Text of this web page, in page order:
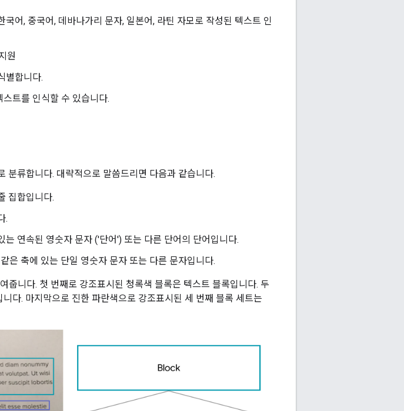
국어, 중국어, 데바나가리 문자, 일본어, 라틴 자모로 작성된 텍스트 인
원
별합니다.
트를 인식할 수 있습니다.
분류합니다. 대략적으로 말씀드리면 다음과 같습니다.
집합입니다.
.
연속된 영숫자 문자 ('단어') 또는 다른 단어의 단어입니다.
은 축에 있는 단일 영숫자 문자 또는 다른 문자입니다.
줍니다. 첫 번째로 강조표시된 청록색 블록은 텍스트 블록입니다. 두
다. 마지막으로 진한 파란색으로 강조표시된 세 번째 블록 세트는